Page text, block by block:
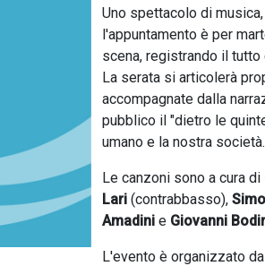
Uno spettacolo di
l'appuntamento è per
scena, registrando il tutto
La serata si articolerà
accompagnate dalla
pubblico il "dietro le
umano e la nostra società.
Le canzoni sono a cura di
Lari (contrabbasso),
Amadini e Giovanni
L'evento è organizzato